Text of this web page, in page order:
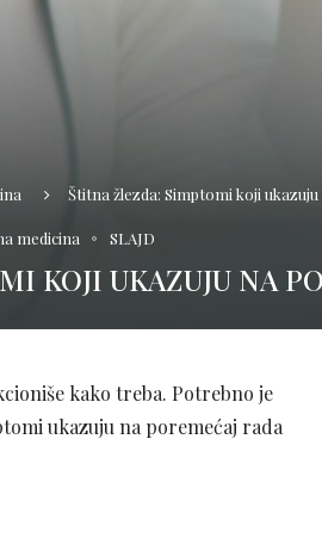
Štitna žlezda: Simptomi koji
medicina SLAJD
KOJI UKAZUJU NA
kako treba. Potrebno je
ukazuju na poremećaj rada